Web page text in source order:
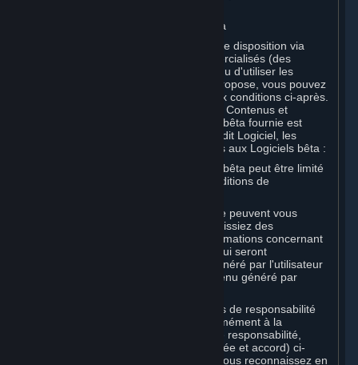
b. Licence d'utilisation de Logiciels bêta
Valve peut à tout moment mettre à votre disposition via
Steam des logiciels pas encore commercialisés (des
« Logiciels bêta »). Vous n'êtes pas tenu d'utiliser les
Logiciels bêta, mais si Valve vous en propose, vous pouvez
choisir de les utiliser conformément aux conditions ci-après.
Les Logiciels bêta sont assimilés à des Contenus et
Services et chaque copie d'un Logiciel bêta fournie est
réputée constituer une Souscription audit Logiciel, les
dispositions suivantes étant spécifiques aux Logiciels bêta :
Votre droit d'utilisation d'un Logiciel bêta peut être limité
dans le temps et soumis à des Conditions de
Valve et les sociétés affiliées à Valve peuvent vous
demander ou exiger que vous fournissiez des
suggestions, commentaires ou informations concernant
votre utilisation d'un Logiciel bêta, qui seront
considérées comme du Contenu généré par l'utilisateur
conformément à la Section 6 (Contenu généré par
Outre les renonciations et limitations de responsabilité
relatives à tous les Logiciels conformément à la
Section 7 (Décharges, limitations de responsabilité,
absence de garanties, garantie limitée et accord) ci-
dessous, si elle s'applique à vous, vous reconnaissez en